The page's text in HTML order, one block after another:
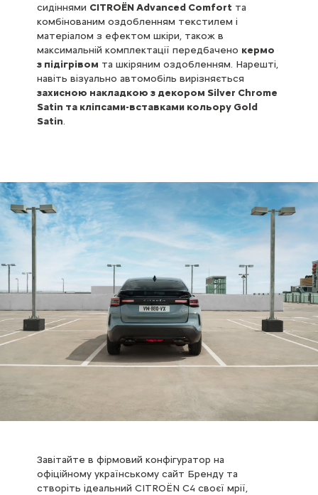
сидіннями CITROЁN Advanced Comfort та
комбінованим оздобленням текстилем і
матеріалом з ефектом шкіри, також в
максимальній комплектації передбачено кермо
з підігрівом та шкіряним оздобленням. Нарешті,
навіть візуально автомобіль вирізняється
захисною накладкою з декором Silver Chrome
Satin та кліпсами-вставками кольору Gold
Satin.
Завітайте в фірмовий конфігуратор на
офіційному українському сайт Бренду та
створіть ідеальний CITROЁN С4 своєї мрії,